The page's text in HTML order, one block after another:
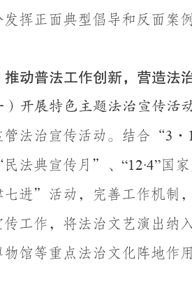
发挥正面典型倡导和反面案
推动普法工作创新， 营造法
）开展特色主题法治宣传活
管法治宣传活动。结合 “3 ·
民法典宣传月” 、 “12·4”国
七进”活动，完善工作机制
工作， 将法治文艺演出纳
物馆等重点法治文化阵地作